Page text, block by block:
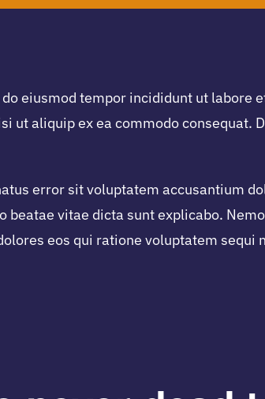
eiusmod tempor incididunt ut labore
ut aliquip ex ea commodo
error sit voluptatem accusantium
vitae dicta sunt explicabo.
eos qui ratione voluptatem sequi